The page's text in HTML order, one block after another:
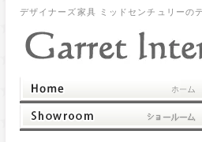
デザイナーズ家具 ミッドセンチュリーの